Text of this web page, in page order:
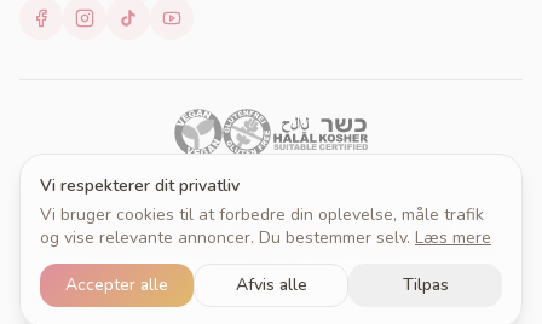
Vi respekterer dit privatliv
Vi bruger cookies til at forbedre din oplevelse, måle trafik
og vise relevante annoncer. Du bestemmer selv. Læs mere
Accepter alle Afvis alle Tilpas
© 2026 Cakeprint. Alle rettigheder forbeholdes.
Om Cakeprint
PersondatapolitikCookies
Cookieindstillinger